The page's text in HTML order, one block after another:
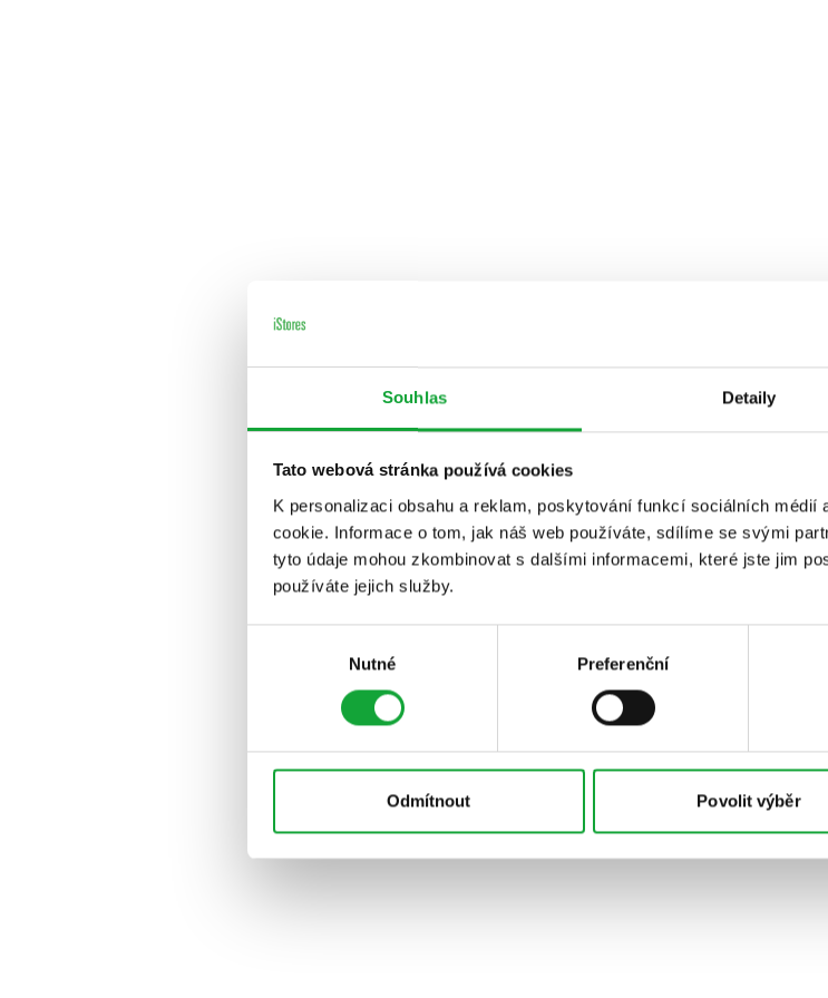
Souhlas Detaily
Tato webová stránka používá cookies
K personalizaci obsahu a reklam, poskytování funkcí sociálních
cookie. Informace o tom, jak náš web používáte, sdílíme se svými
tyto údaje mohou zkombinovat s dalšími informacemi, které jste jim
používáte jejich služby.
Nutné Preferenční
Odmítnout Povolit výběr